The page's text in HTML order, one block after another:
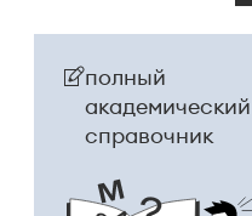
полный
академический
справочник